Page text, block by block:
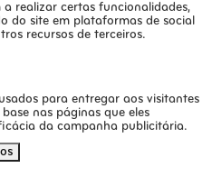
realizar certas funcionalidades,
do site em plataformas de social
recursos de terceiros.
para entregar aos visitantes
nas páginas que eles
da campanha publicitária.